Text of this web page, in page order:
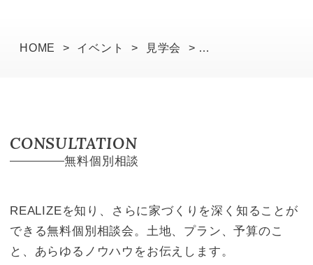
HOME > イベント > 見学会
>
CONSULTATION
無料個別相談
REALIZEを知り、さらに家づくりを深く知ることが
できる無料個別相談会。土地、プラン、予算のこ
と、あらゆるノウハウをお伝えします。